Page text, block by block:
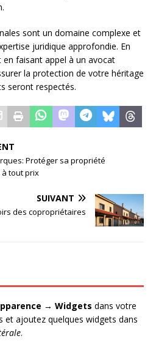
sont un domaine complexe et
juridique approfondie. En
faisant appel à un avocat
la protection de votre héritage
seront respectés.
Protéger sa propriété
tout prix
SUIVANT
des copropriétaires
→ Widgets dans votre
et ajoutez quelques widgets dans
.